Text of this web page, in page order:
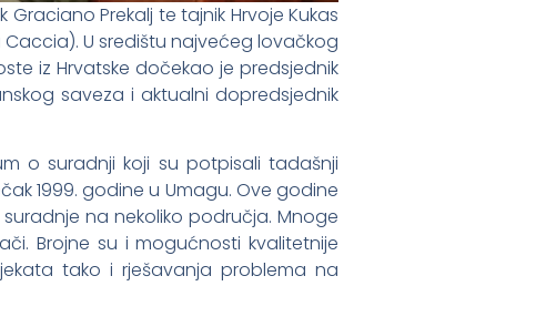
Prekalj te tajnik Hrvoje Kukas
U središtu najvećeg lovačkog
iz Hrvatske dočekao je predsjednik
saveza i aktualni dopredsjednik
o suradnji koji su potpisali tadašnji
1999. godine u Umagu. Ove godine
na nekoliko područja. Mnoge
Brojne su i mogućnosti kvalitetnije
tako i rješavanja problema na